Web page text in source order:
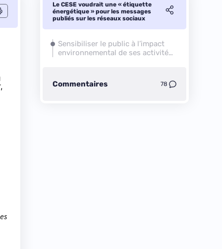
Le CESE voudrait une « étiquette
énergétique » pour les messages
publiés sur les réseaux sociaux
Sensibiliser le public à l’impact
environnemental de ses activités
Commentaires 78